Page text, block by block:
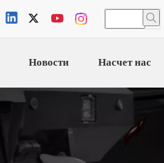
Новости Насчет нас